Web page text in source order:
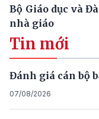
Bộ Giáo dục và
nhà giáo
Tin mới
Đánh giá cán bộ
07/08/2026